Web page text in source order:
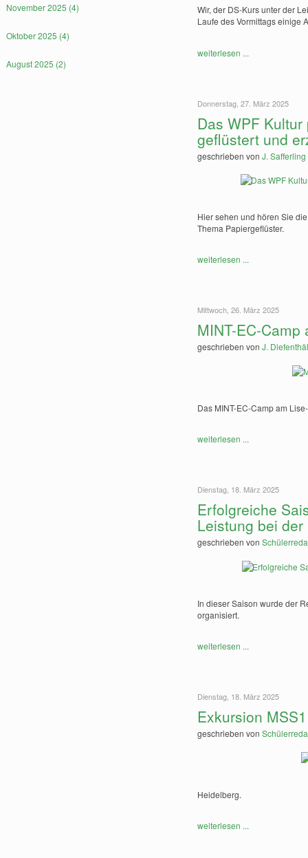
Wir, der DS-Kurs unter der
Laufe des Vormittags einige
weiterlesen ...
Donnerstag, 27. März 2025
Das WPF
geflüstert und
geschrieben von J. Safferling
Hier sehen und hören Sie
Thema Papiergeflüster.
weiterlesen ...
Mittwoch, 26. März 2025
MINT-EC-
geschrieben von J.
Das MINT-EC-Camp am
weiterlesen ...
Dienstag, 18. März 2025
Erfolgreiche
Leistung bei der
geschrieben von
In dieser Saison wurde der
organisiert.
weiterlesen ...
Dienstag, 18. März 2025
Exkursion
geschrieben von
Heidelberg.
weiterlesen ...
November 2025 (4)
Oktober 2025 (4)
August 2025 (2)